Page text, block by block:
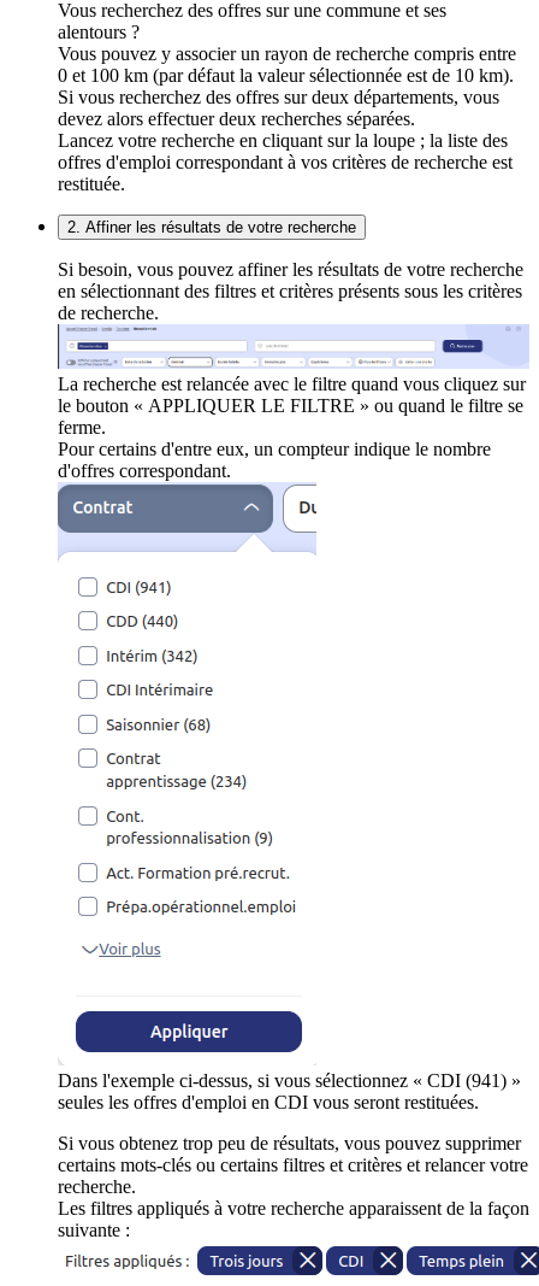
Vous recherchez des offres sur une commune et ses
alentours ?
Vous pouvez y associer un rayon de recherche compris entre
0 et 100 km (par défaut la valeur sélectionnée est de 10 km).
Si vous recherchez des offres sur deux départements, vous
devez alors effectuer deux recherches séparées.
Lancez votre recherche en cliquant sur la loupe ; la liste des
offres d'emploi correspondant à vos critères de recherche est
restituée.
2. Affiner les résultats de votre recherche
Si besoin, vous pouvez affiner les résultats de votre recherche
en sélectionnant des filtres et critères présents sous les critères
de recherche.
La recherche est relancée avec le filtre quand vous cliquez sur
le bouton « APPLIQUER LE FILTRE » ou quand le filtre se
ferme.
Pour certains d'entre eux, un compteur indique le nombre
d'offres correspondant.
Dans l'exemple ci-dessus, si vous sélectionnez « CDI (941) »
seules les offres d'emploi en CDI vous seront restituées.
Si vous obtenez trop peu de résultats, vous pouvez supprimer
certains mots-clés ou certains filtres et critères et relancer votre
recherche.
Les filtres appliqués à votre recherche apparaissent de la façon
suivante :